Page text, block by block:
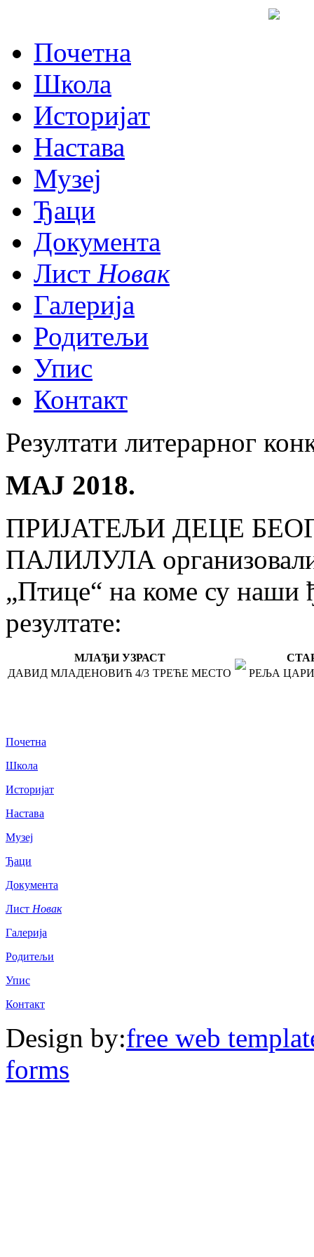
Почетна
Школа
Историјат
Настава
Музеј
Ђаци
Документа
Лист Новак
Галерија
Родитељи
Упис
Контакт
Резултати литерарног
МАЈ 2018.
ПРИЈАТЕЉИ ДЕЦЕ
ПАЛИЛУЛА организовали
„Птице“ на коме су наши
резултате:
МЛАЂИ УЗРАСТ
ДАВИД МЛАДЕНОВИЋ 4/3 ТРЕЋЕ МЕСТО РЕЉА
Почетна
Школа
Историјат
Настава
Музеј
Ђаци
Документа
Лист Новак
Галерија
Родитељи
Упис
Контакт
Design by:free web
forms